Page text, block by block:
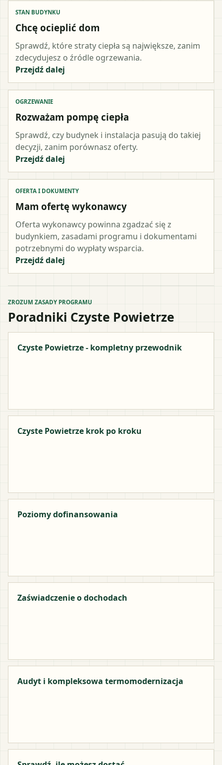
STAN BUDYNKU
Chcę ocieplić dom
Sprawdź, które straty ciepła są największe, zanim
zdecydujesz o źródle ogrzewania.
Przejdź dalej
OGRZEWANIE
Rozważam pompę ciepła
Sprawdź, czy budynek i instalacja pasują do takiej
decyzji, zanim porównasz oferty.
Przejdź dalej
OFERTA I DOKUMENTY
Mam ofertę wykonawcy
Oferta wykonawcy powinna zgadzać się z
budynkiem, zasadami programu i dokumentami
potrzebnymi do wypłaty wsparcia.
Przejdź dalej
ZROZUM ZASADY PROGRAMU
Poradniki Czyste Powietrze
Czyste Powietrze - kompletny przewodnik
Czyste Powietrze krok po kroku
Poziomy dofinansowania
Zaświadczenie o dochodach
Audyt i kompleksowa termomodernizacja